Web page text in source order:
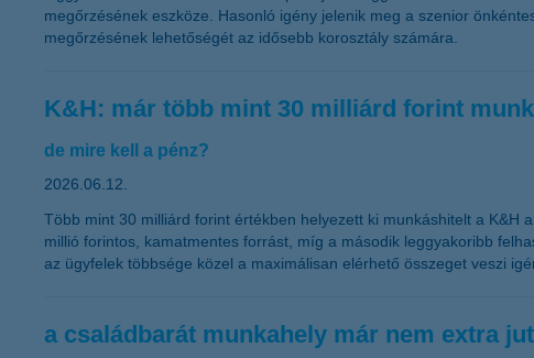
megőrzésének eszköze. Hasonló igény jelenik meg a szenior
megőrzésének lehetőségét az idősebb korosztály számára.
K&H: már több mint 30 milliárd forint
de mire kell a pénz?
2026.06.12.
Több mint 30 milliárd forint értékben helyezett ki munkáshitelt a
millió forintos, kamatmentes forrást, míg a második leggyakoribb
az ügyfelek többsége közel a maximálisan elérhető összeget veszi
a családbarát munkahely már nem extra